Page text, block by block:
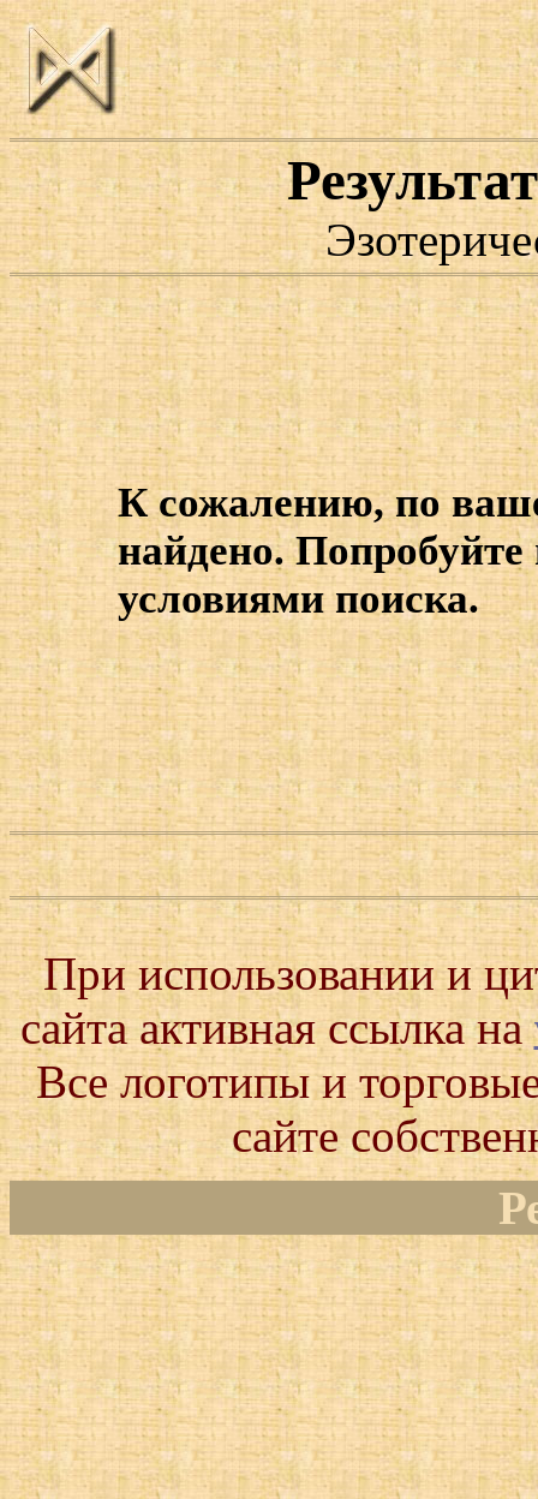
К сожалению, по
найдено.
условиями поиска.
При использовании и
сайта активная ссылка на
Все логотипы и
сайте